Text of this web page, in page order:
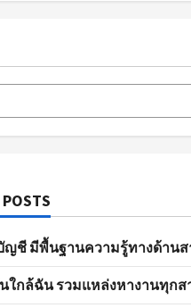
มี
pagination
ญชี มีพื้นฐานความรู้ทางด้านส
ใกล้ฉัน รวมแหล่งหางานทุก